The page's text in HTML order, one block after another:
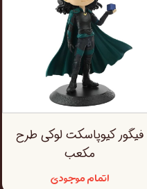
فیگور کیوپاسکت لوکی طرح
مکعب
اتمام موجودی